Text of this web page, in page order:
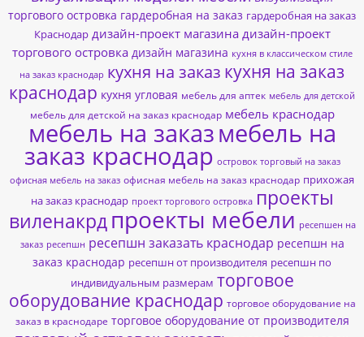
торгового островка гардеробная на заказ гардеробная на заказ
Краснодар дизайн-проект магазина дизайн-проект
торгового островка дизайн магазина кухня в классическом стиле
на заказ краснодар кухня на заказ кухня на заказ
краснодар кухня угловая мебель для аптек мебель для детской
мебель для детской на заказ краснодар мебель краснодар
мебель на заказмебель на
заказ краснодар островок торговый на заказ
офисная мебель на заказ офисная мебель на заказ краснодар прихожая
на заказ краснодар проект торгового островка проекты
виленакрд проекты мебели ресепшен на
заказ ресепшн ресепшн заказать краснодар ресепшн на
заказ краснодар ресепшн от производителя ресепшн по
индивидуальным размерам торговое
оборудование краснодар торговое оборудование на
заказ в краснодаре торговое оборудование от производителя